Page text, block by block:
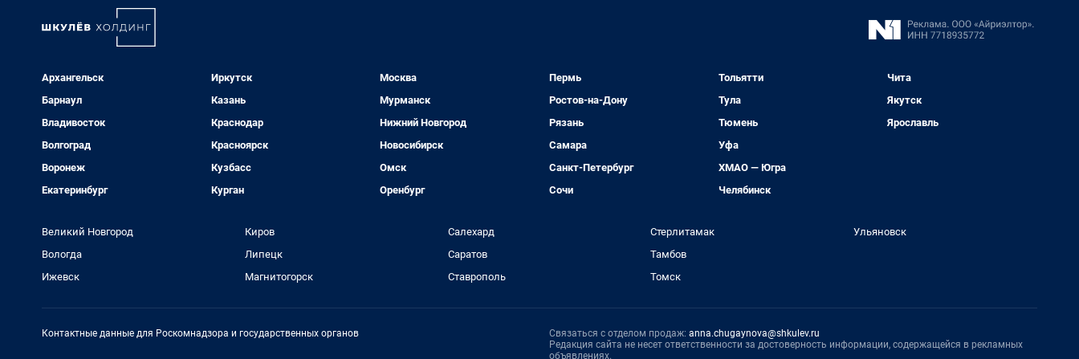
Архангельск
Барнаул
Владивосток
Волгоград
Воронеж
Екатеринбург
Иркутск
Казань
Краснодар
Красноярск
Кузбасс
Курган
Москва
Мурманск
Нижний Новгород
Новосибирск
Омск
Оренбург
Пермь
Ростов-на-Дону
Рязань
Самара
Санкт-Петербург
Сочи
Тольятти
Тула
Тюмень
Уфа
ХМАО — Югра
Челябинск
Чита
Якутск
Ярославль
Великий Новгород
Вологда
Ижевск
Киров
Липецк
Магнитогорск
Салехард
Саратов
Ставрополь
Стерлитамак
Тамбов
Томск
Ульяновск
Контактные данные для Роскомнадзора и государственных органов Связаться с отделом продаж: anna.chugaynova@shkulev.ru
Редакция сайта не несет ответственности за достоверность информации, содержащейся в рекламных
объявлениях.